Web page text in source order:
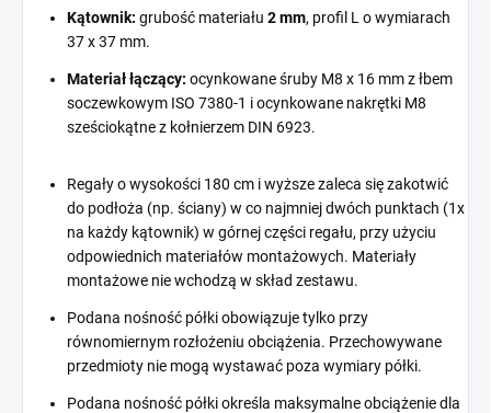
Kątownik: grubość materiału 2 mm, profil L o wymiarach
37 x 37 mm.
Materiał łączący: ocynkowane śruby M8 x 16 mm z łbem
soczewkowym ISO 7380-1 i ocynkowane nakrętki M8
sześciokątne z kołnierzem DIN 6923.
Regały o wysokości 180 cm i wyższe zaleca się zakotwić
do podłoża (np. ściany) w co najmniej dwóch punktach (1x
na każdy kątownik) w górnej części regału, przy użyciu
odpowiednich materiałów montażowych. Materiały
montażowe nie wchodzą w skład zestawu.
Podana nośność półki obowiązuje tylko przy
równomiernym rozłożeniu obciążenia. Przechowywane
przedmioty nie mogą wystawać poza wymiary półki.
Podana nośność półki określa maksymalne obciążenie dla